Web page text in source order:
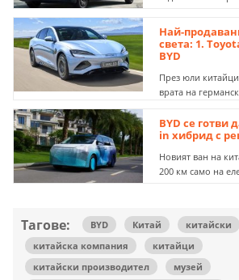
Най-
света: 1.
BYD
През юли
врата на
BYD се готви
in хибрид с
Новият ван на
200 км само на
Тагове: BYD Китай
китайски
китайска компания
китайци
китайски производител
музей